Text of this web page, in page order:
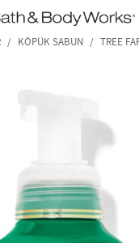
Kargo Ücretsiz!• *Promosyon
KÖPÜK SABUN TREE